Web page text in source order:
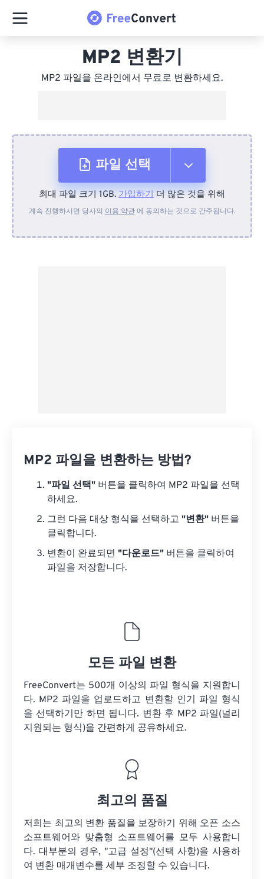
MP2 변환기
MP2 파일을 온라인에서 무료로 변환하세요.
파일 선택
장치에서
최대 파일 크기 1GB. 가입하기 더 많은 것을 위해
계속 진행하시면 당사의 이용 약관에 동의하는 것으로 간주됩니다.
MP2 파일을 변환하는 방법?
"파일 선택" 버튼을 클릭하여 MP2 파일을 선택
하세요.
그런 다음 대상 형식을 선택하고 "변환" 버튼을
클릭합니다.
변환이 완료되면 "다운로드" 버튼을 클릭하여
파일을 저장합니다.
모든 파일 변환
FreeConvert는 500개 이상의 파일 형식을 지원합니
다. MP2 파일을 업로드하고 변환할 인기 파일 형식
을 선택하기만 하면 됩니다. 변환 후 MP2 파일(널리
지원되는 형식)을 간편하게 공유하세요.
최고의 품질
저희는 최고의 변환 품질을 보장하기 위해 오픈 소스
소프트웨어와 맞춤형 소프트웨어를 모두 사용합니
다. 대부분의 경우, "고급 설정"(선택 사항)을 사용하
여 변환 매개변수를 세부 조정할 수 있습니다.